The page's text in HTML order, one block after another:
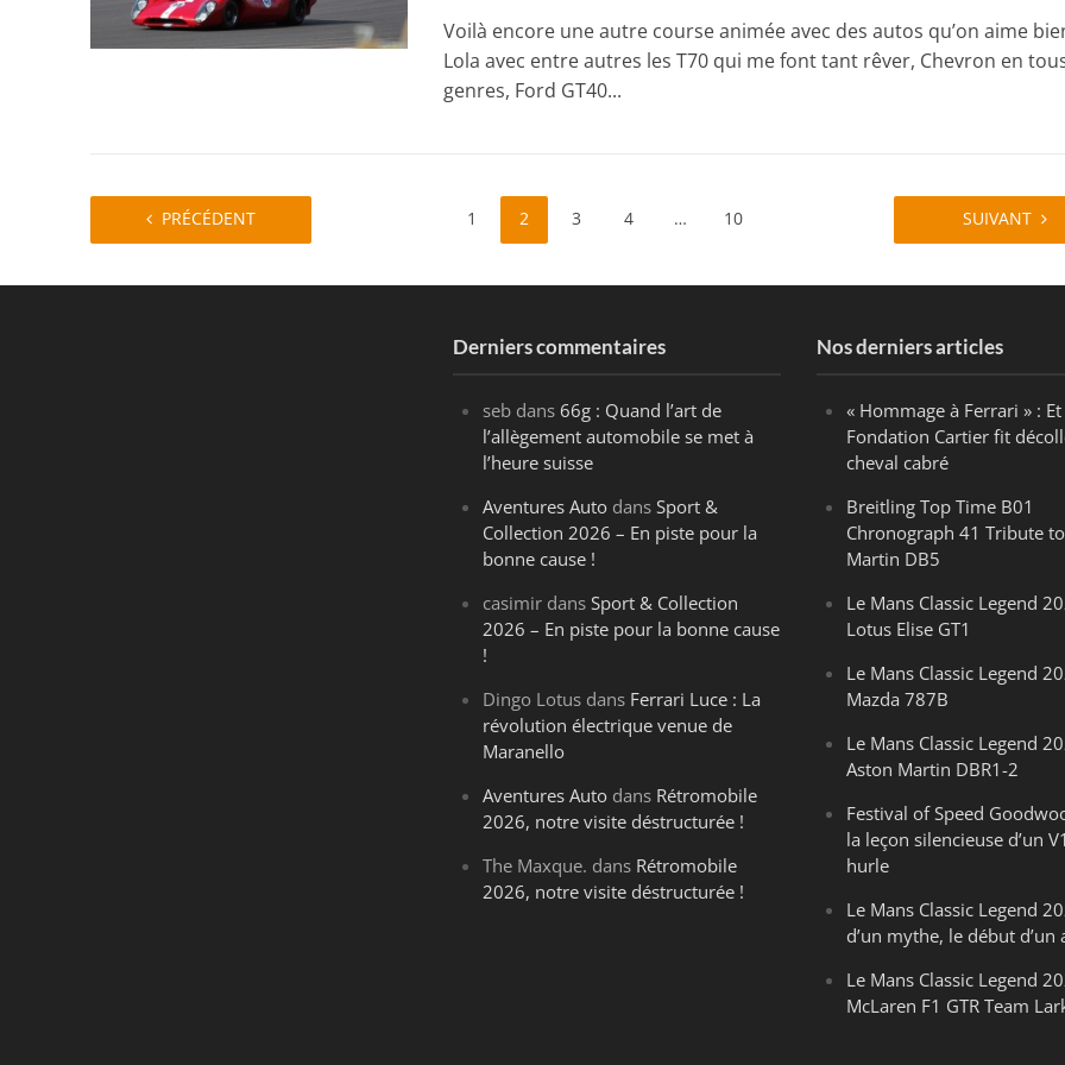
Voilà encore une autre course animée avec des autos qu’on aime
Lola avec entre autres les T70 qui me font tant rêver, Chevron en
genres, Ford GT40...
PRÉCÉDENT 1 2 3 4 … 10 SUIVANT
Derniers commentaires
seb dans66g : Quand l’art de
l’allègement automobile se met à
l’heure suisse
Aventures Auto dansSport &
Collection 2026 – En piste pour la
bonne cause !
casimir dansSport & Collection
2026 – En piste pour la bonne cause
!
Dingo Lotus dans Ferrari Luce : La
révolution électrique venue de
Maranello
Aventures Auto dans Rétromobile
2026, notre visite déstructurée !
The Maxque. dans Rétromobile
2026, notre visite déstructurée !
Nos derniers articles
« Hommage à Ferrari » : Et
Fondation Cartier fit
cheval cabré
Breitling Top Time B01
Chronograph 41 Tribute
Martin DB5
Le Mans Classic Legend
Lotus Elise GT1
Le Mans Classic Legend
Mazda 787B
Le Mans Classic Legend
Aston Martin DBR1-2
Festival of Speed
la leçon silencieuse d’un
hurle
Le Mans Classic Legend
d’un mythe, le début d’un
Le Mans Classic Legend
McLaren F1 GTR Team